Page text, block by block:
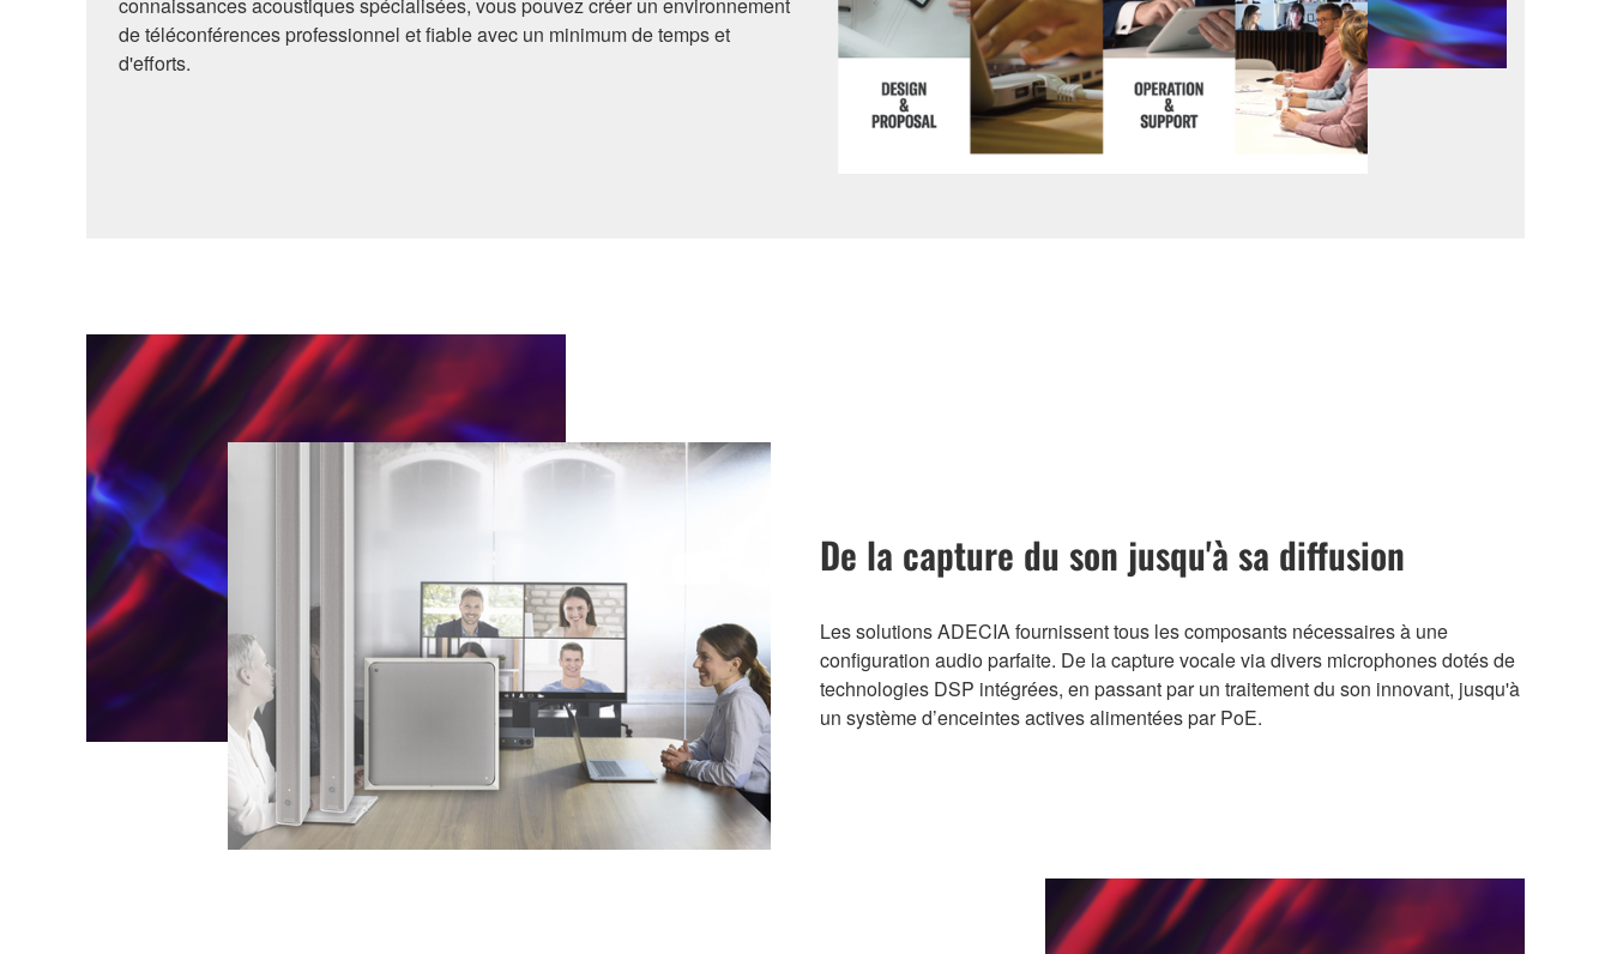
de téléconférences professionnel et fiable avec un minimum de temps et
d'efforts.
De la capture du son jusqu'à sa diffusion
Les solutions ADECIA fournissent tous les composants nécessaires à une
configuration audio parfaite. De la capture vocale via divers microphones dotés de
technologies DSP intégrées, en passant par un traitement du son innovant, jusqu'à
un système d’enceintes actives alimentées par PoE.